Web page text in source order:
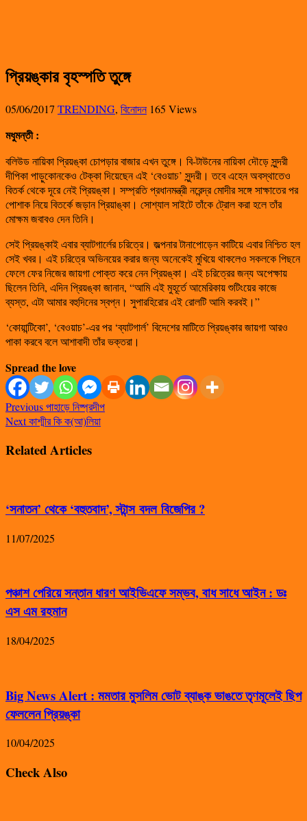
প্রিয়ঙ্কার বৃহস্পতি তুঙ্গে
05/06/2017 TRENDING, বিনোদন 165 Views
মধুমন্তী:
বলিউড নায়িকা প্রিয়ঙ্কা চোপড়ার বাজার এখন তুঙ্গে। বি-টাউনের নায়িকা দৌড়ে সুন্দরী
দীপিকা পাড়ুকোনকেও টেক্কা দিয়েছেন এই ‘বেওয়াচ’ সুন্দরী। তবে এহেন অবস্থাতেও
বিতর্ক থেকে দূরে নেই প্রিয়ঙ্কা। সম্প্রতি প্রধানমন্ত্রী নরেন্দ্র মোদীর সঙ্গে সাক্ষাতের পর
পোশাক নিয়ে বিতর্কে জড়ান প্রিয়াঙ্কা। সোশ্যাল সাইটে তাঁকে ট্রোল করা হলে তাঁর
মোক্ষম জবাবও দেন তিনি।
সেই প্রিয়ঙ্কাই এবার ব্যাটগার্লের চরিত্রে। জল্পনার টানাপোড়েন কাটিয়ে এবার নিশ্চিত হল
সেই খবর। এই চরিত্রে অভিনয়ের করার জন্য অনেকেই মুখিয়ে থাকলেও সকলকে পিছনে
ফেলে ফের নিজের জায়গা পোক্ত করে নেন প্রিয়ঙ্কা। এই চরিত্রের জন্য অপেক্ষায়
ছিলেন তিনি, এদিন প্রিয়ঙ্কা জানান, “আমি এই মুহূর্তে আমেরিকায় শুটিংয়ের কাজে
ব্যস্ত, এটা আমার বহুদিনের স্বপ্ন। সুপারহিরোর এই রোলটি আমি করবই।”
‘কোয়ান্টিকো’, ‘বেওয়াচ’-এর পর ‘ব্যাটগার্ল’ বিদেশের মাটিতে প্রিয়ঙ্কার জায়গা আরও
পাকা করবে বলে আশাবাদী তাঁর ভক্তরা।
Spread the love
Previousপাহাড়ে নিষ্প্রদীপ
Nextকাশ্মীর কি ক(আ)লিয়া
Related Articles
‘সনাতন’ থেকে ‘বহুতবাদ’, স্টান্স বদল বিজেপির ?
11/07/2025
পঞ্চাশ পেরিয়ে সন্তান ধারণ আইভিএফে সম্ভব, বাধ সাধে আইন : ডঃ
এস এম রহমান
18/04/2025
Big News Alert : মমতার মুসলিম ভোট ব্যাঙ্ক ভাঙতে তৃণমূলেই ছিপ
ফেললেন প্রিয়ঙ্কা
10/04/2025
Check Also